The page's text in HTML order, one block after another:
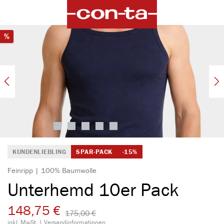
Bildergalerie überspringen
%Rabatt
KUNDENLIEBLING SPAR-PACK -15%
Feinripp | 100% Baumwolle
Unterhemd 10er Pack
148,75 € 175,00 €​
inkl. MwSt. | Versandinformationen